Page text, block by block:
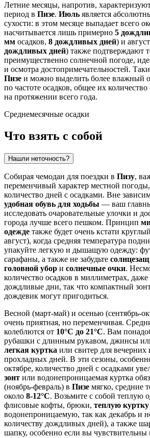
Летние месяцы, напротив,
период в Пизе. Июль является
сухости: в этом месяце выпадает всего
насчитывается лишь примерно 5
мм осадков, 8 дождливых дней) и
дождливых дней) также подтверждают
преимущественно солнечной погоде,
и осмотра достопримечательностей.
Пизе и можно выделить более влажный
по частоте осадков, общее их
на протяжении всего года.
Среднемесячные осадки
Что взять с собой
Нашли неточность?
Собирая чемодан для поездки в Пизу,
переменчивый характер местной
количество дней с осадками. Вне
удобная обувь для ходьбы — ваш
исследовать очаровательные улочки и
города лучше всего пешком. Принцип
одежде также будет очень кстати
август), когда средняя температура
упакуйте легкую и дышащую одежду:
сарафаны, а также не забудьте
головной убор и солнечные очки.
количество осадков в миллиметрах,
дождливые дни, так что компактный
дождевик могут пригодиться.
Весной (март-май) и осенью (сентябрь-
очень приятная, но переменчивая.
колеблются от 10°C до 21°C. Вам
рубашки с длинным рукавом, джинсы
легкая куртка или свитер для вечерних
прохладных дней. В эти сезоны,
октябре, количество дней с осадками
зонт или водонепроницаемая куртка
(ноябрь-февраль) в Пизе мягко, средние
около 8-12°C. Возьмите с собой теплую
флисовые кофты, брюки, теплую куртку
водонепроницаемую, так как декабрь и
количеству дождливых дней), а также
шапку, особенно если вы чувствительны